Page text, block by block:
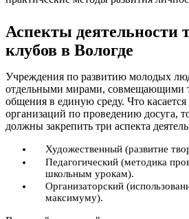
Аспекты деятельности
клубов в Вологде
Учреждения по развитию молодых
отдельными мирами, совмещающими
общения в единую среду. Что
организаций по проведению досуга,
должны закрепить три аспекта
Художественный (развитие
Педагогический (методика
школьным урокам).
Организаторский
максимуму).